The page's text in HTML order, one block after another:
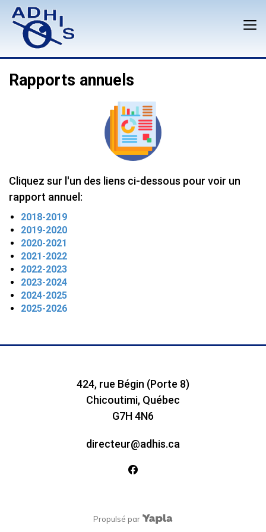
Rapports annuels
Cliquez sur l'un des liens ci-dessous pour voir un
rapport annuel:
2018-2019
2019-2020
2020-2021
2021-2022
2022-2023
2023-2024
2024-2025
2025-2026
424, rue Bégin (Porte 8)
Chicoutimi, Québec
G7H 4N6
directeur@adhis.ca
facebook
Propulsé par